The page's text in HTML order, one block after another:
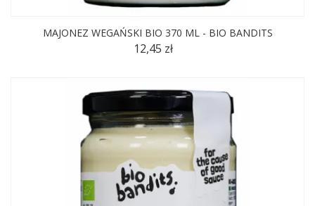
MAJONEZ WEGAŃSKI BIO 370 ML - BIO BANDITS
12,45 zł